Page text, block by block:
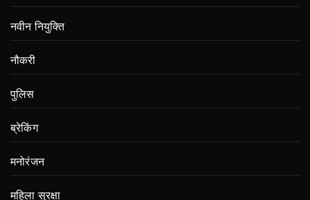
नवीन नियुक्ति
नौकरी
पुलिस
ब्रेकिंग
मनोरंजन
महिला सुरक्षा